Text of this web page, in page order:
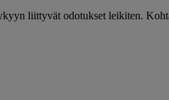
liittyvät odotukset leikiten.